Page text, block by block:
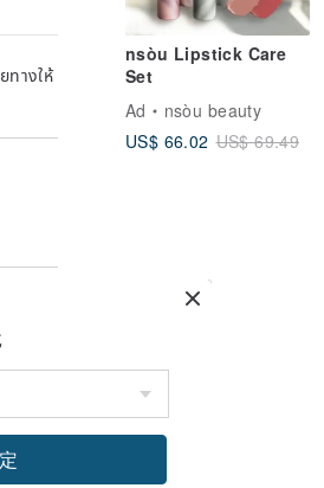
nsòu Lipstick Care
Set
Ad
nsòu beauty
US$ 66.02 US$ 69.49
ทางให้